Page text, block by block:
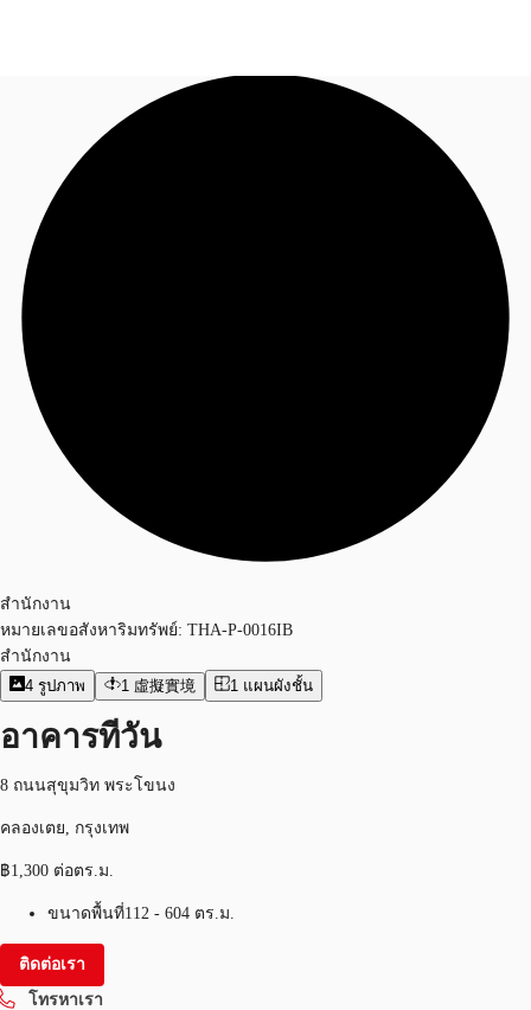
พื้นที่สำนักงาน
เฟล็กสเปซ
+6626246471
สำนักงาน
หมายเลขอสังหาริมทรัพย์: THA-P-0016IB
สำนักงาน
4 รูปภาพ 1 虛擬實境 1 แผนผังชั้น
อาคารทีวัน
8 ถนนสุขุมวิท พระโขนง
คลองเตย, กรุงเทพ
฿1,300 ต่อตร.ม.
ขนาดพื้นที่112 - 604 ตร.ม.
ติดต่อเรา
โทรหาเรา